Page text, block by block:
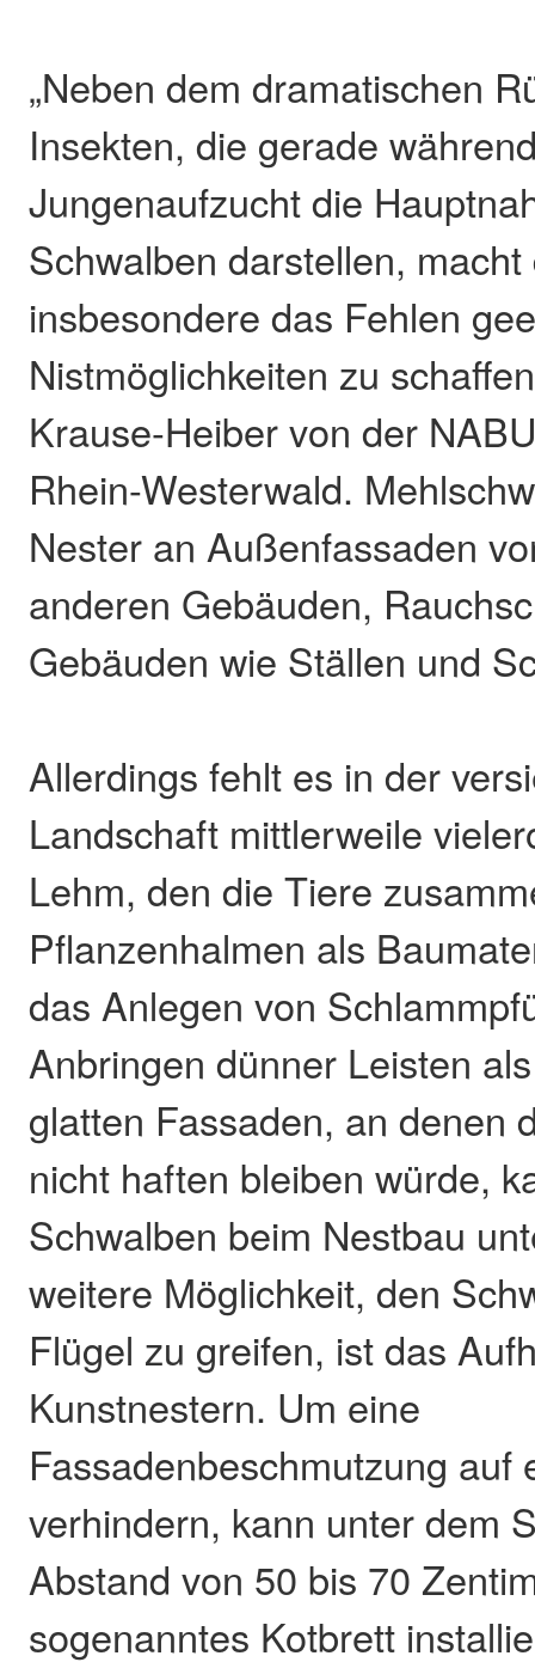
„Neben dem dramatischen
Insekten, die gerade
Jungenaufzucht die
Schwalben darstellen,
insbesondere das Fehlen
Nistmöglichkeiten zu
Krause-Heiber von der
Rhein-Westerwald.
Nester an Außenfassaden
anderen Gebäuden,
Gebäuden wie Ställen und
Allerdings fehlt es in der
Landschaft mittlerweile
Lehm, den die Tiere
Pflanzenhalmen als
das Anlegen von
Anbringen dünner Leisten
glatten Fassaden, an denen
nicht haften bleiben würde,
Schwalben beim Nestbau
weitere Möglichkeit, den
Flügel zu greifen, ist das
Kunstnestern. Um eine
Fassadenbeschmutzung auf
verhindern, kann unter dem
Abstand von 50 bis 70
sogenanntes Kotbrett